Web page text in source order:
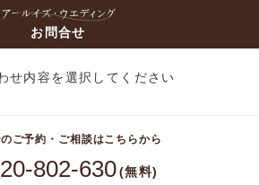
お問合せ
せ内容を選択してください
ご予約・ご相談はこちらから
802-630(無料)